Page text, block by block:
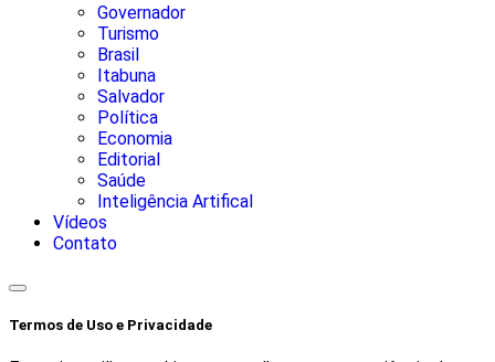
Governador
Turismo
Brasil
Itabuna
Salvador
Política
Economia
Editorial
Saúde
Inteligência Artifical
Vídeos
Contato
Termos de Uso e Privacidade